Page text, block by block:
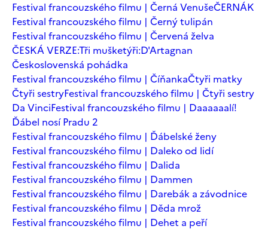
Festival francouzského filmu | Černá VenušeČERNÁK
Festival francouzského filmu | Černý tulipán
Festival francouzského filmu | Červená želva
ČESKÁ VERZE:Tři mušketýři:D'Artagnan
Československá pohádka
Festival francouzského filmu | ČíňankaČtyři matky
Čtyři sestryFestival francouzského filmu | Čtyři sestry
Da VinciFestival francouzského filmu | Daaaaaalí!
Ďábel nosí Pradu 2
Festival francouzského filmu | Ďábelské ženy
Festival francouzského filmu | Daleko od lidí
Festival francouzského filmu | Dalida
Festival francouzského filmu | Dammen
Festival francouzského filmu | Darebák a závodnice
Festival francouzského filmu | Děda mrož
Festival francouzského filmu | Dehet a peří